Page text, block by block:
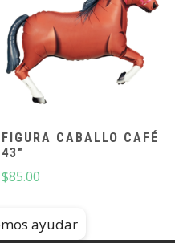
FIGURA CABALLO CAFÉ
43″
$85.00
ayudar